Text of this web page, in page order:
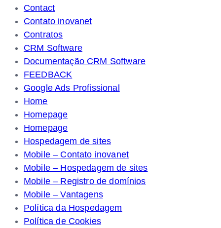
Contact
Contato inovanet
Contratos
CRM Software
Documentação CRM Software
FEEDBACK
Google Ads Profissional
Home
Homepage
Homepage
Hospedagem de sites
Mobile – Contato inovanet
Mobile – Hospedagem de sites
Mobile – Registro de domínios
Mobile – Vantagens
Política da Hospedagem
Política de Cookies